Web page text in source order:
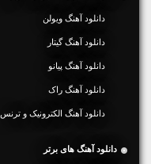
دانلود آهنگ ویولن
دانلود آهنگ گیتار
دانلود آهنگ پیانو
دانلود آهنگ راک
دانلود آهنگ الکترونیک و ترنس
دانلود آهنگ های برتر